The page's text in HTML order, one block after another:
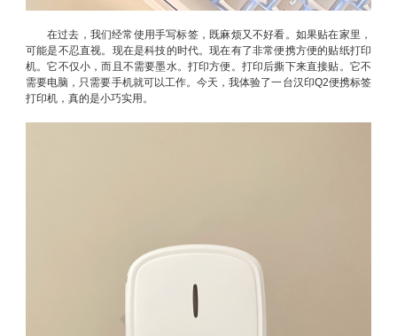
在过去，我们经常使用手写标签，既麻烦又不好看。如果贴在家里，
可能是不忍直视。现在是科技的时代。现在有了非常便携方便的贴纸打印
机。它不仅小，而且不需要墨水。打印方便。打印后撕下来直接贴。它不
需要电脑，只需要手机就可以工作。今天，我体验了一台汉印Q2便携标签
打印机，真的是小巧实用。